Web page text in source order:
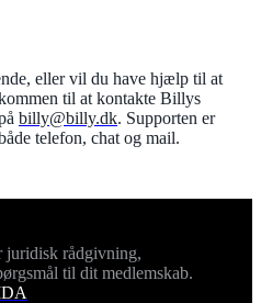
eller vil du have hjælp til at
til at kontakte Billys
billy@billy.dk. Supporten er
telefon, chat og mail.
juridisk rådgivning,
til dit medlemskab.